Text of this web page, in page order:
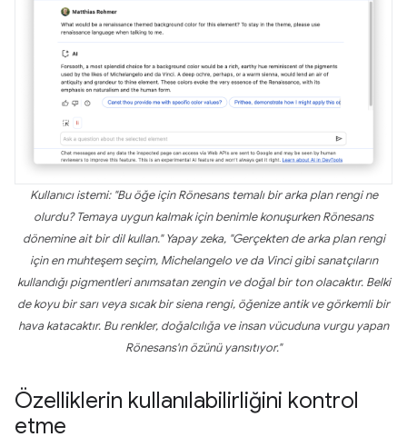
Kullanıcı istemi: "Bu öğe için Rönesans temalı bir arka plan rengi ne
olurdu? Temaya uygun kalmak için benimle konuşurken Rönesans
dönemine ait bir dil kullan." Yapay zeka, "Gerçekten de arka plan rengi
için en muhteşem seçim, Michelangelo ve da Vinci gibi sanatçıların
kullandığı pigmentleri anımsatan zengin ve doğal bir ton olacaktır. Belki
de koyu bir sarı veya sıcak bir siena rengi, öğenize antik ve görkemli bir
hava katacaktır. Bu renkler, doğalcılığa ve insan vücuduna vurgu yapan
Rönesans'ın özünü yansıtıyor."
Özelliklerin kullanılabilirliğini kontrol
etme